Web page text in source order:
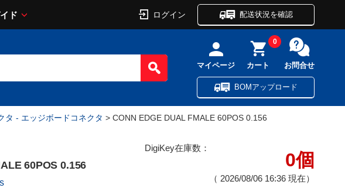
ド ログイン 配送状況を確認
マイページ カート
0
お問合せ
BOMアップロード
タ - エッジボードコネクタ > CONN EDGE DUAL FMALE 60POS 0.156
60POS 0.156
DigiKey在庫数：
0個
（ 2026/08/06 16:36 現在）